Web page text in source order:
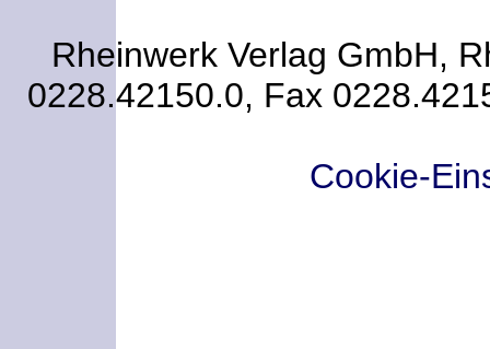
Rheinwerk Verlag GmbH,
0228.42150.0, Fax
Cookie-